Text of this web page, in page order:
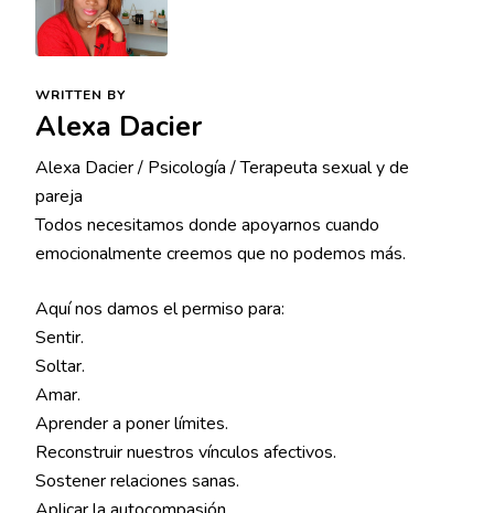
WRITTEN BY
Alexa Dacier
Alexa Dacier / Psicología / Terapeuta sexual y de
pareja
Todos necesitamos donde apoyarnos cuando
emocionalmente creemos que no podemos más.
Aquí nos damos el permiso para:
Sentir.
Soltar.
Amar.
Aprender a poner límites.
Reconstruir nuestros vínculos afectivos.
Sostener relaciones sanas.